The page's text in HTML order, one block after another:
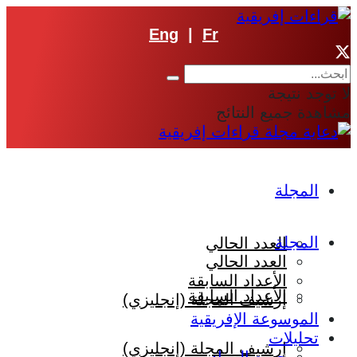
Eng | Fr
توجد نتيجة
جميع النتائج
المجلة
العدد الحالي
الأعداد السابقة
إرشيف المجلة (إنجليزي)
المجلة
العدد الحالي
الأعداد السابقة
إرشيف المجلة (إنجليزي)
الموسوعة الإفريقية
تحليلات